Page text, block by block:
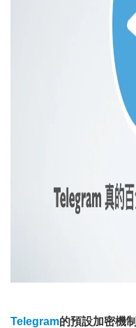
Telegram的預設加密機制